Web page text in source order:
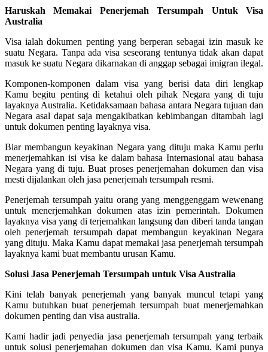
Haruskah Memakai Penerjemah Tersumpah Untuk Visa
Australia
Visa ialah dokumen penting yang berperan sebagai izin masuk ke
suatu Negara. Tanpa ada visa seseorang tentunya tidak akan dapat
masuk ke suatu Negara dikarnakan di anggap sebagai imigran ilegal.
Komponen-komponen dalam visa yang berisi data diri lengkap
Kamu begitu penting di ketahui oleh pihak Negara yang di tuju
layaknya Australia. Ketidaksamaan bahasa antara Negara tujuan dan
Negara asal dapat saja mengakibatkan kebimbangan ditambah lagi
untuk dokumen penting layaknya visa.
Biar membangun keyakinan Negara yang dituju maka Kamu perlu
menerjemahkan isi visa ke dalam bahasa Internasional atau bahasa
Negara yang di tuju. Buat proses penerjemahan dokumen dan visa
mesti dijalankan oleh jasa penerjemah tersumpah resmi.
Penerjemah tersumpah yaitu orang yang menggenggam wewenang
untuk menerjemahkan dokumen atas izin pemerintah. Dokumen
layaknya visa yang di terjemahkan langsung dan diberi tanda tangan
oleh penerjemah tersumpah dapat membangun keyakinan Negara
yang dituju. Maka Kamu dapat memakai jasa penerjemah tersumpah
layaknya kami buat membantu urusan Kamu.
Solusi Jasa Penerjemah Tersumpah untuk Visa Australia
Kini telah banyak penerjemah yang banyak muncul tetapi yang
Kamu butuhkan buat penerjemah tersumpah buat menerjemahkan
dokumen penting dan visa australia.
Kami hadir jadi penyedia jasa penerjemah tersumpah yang terbaik
untuk solusi penerjemahan dokumen dan visa Kamu. Kami punya